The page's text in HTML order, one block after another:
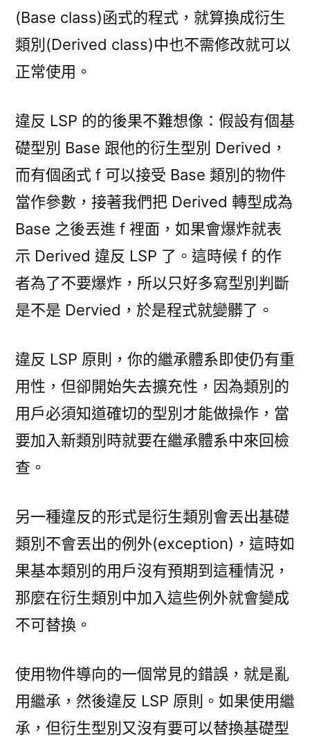
(Base class)函式的程式，就算換成衍生
類別(Derived class)中也不需修改就可以
正常使用。
違反 LSP 的的後果不難想像：假設有個基
礎型別 Base 跟他的衍生型別 Derived，
而有個函式 f 可以接受 Base 類別的物件
當作參數，接著我們把 Derived 轉型成為
Base 之後丟進 f 裡面，如果會爆炸就表
示 Derived 違反 LSP 了。這時候 f 的作
者為了不要爆炸，所以只好多寫型別判斷
是不是 Dervied，於是程式就變髒了。
違反 LSP 原則，你的繼承體系即使仍有重
用性，但卻開始失去擴充性，因為類別的
用戶必須知道確切的型別才能做操作，當
要加入新類別時就要在繼承體系中來回檢
查。
另一種違反的形式是衍生類別會丟出基礎
類別不會丟出的例外(exception)，這時如
果基本類別的用戶沒有預期到這種情況，
那麼在衍生類別中加入這些例外就會變成
不可替換。
使用物件導向的一個常見的錯誤，就是亂
用繼承，然後違反 LSP 原則。如果使用繼
承，但衍生型別又沒有要可以替換基礎型